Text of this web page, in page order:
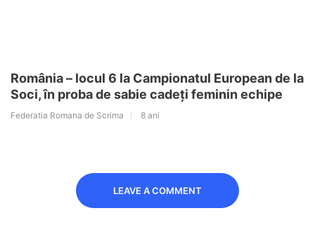
România – locul 6 la Campionatul European de la
Soci, în proba de sabie cadeți feminin echipe
Federatia Romana de Scrima 8 ani
LEAVE A COMMENT